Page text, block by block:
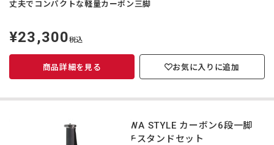
丈夫でコンパクトな軽量カーボン三脚
定
価
¥23,300税込
商品詳細を見る お気に入りに追加
TOKIWA STYLE カーボン6段一脚
マルチスタンドセット